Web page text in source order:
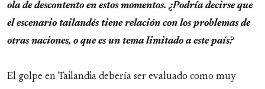
ola de descontento en estos momentos. ¿Podría decirse que
el escenario tailandés tiene relación con los problemas de
otras naciones, o que es un tema limitado a este país?
El golpe en Tailandia debería ser evaluado como muy